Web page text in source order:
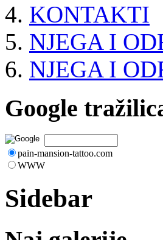
KONTAKTI
NJEGA I
NJEGA I
Google
pain-mansion-tattoo.com
WWW
Sidebar